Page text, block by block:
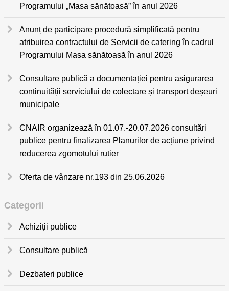
Programului „Masa sănătoasă” în anul 2026
Anunț de participare procedură simplificată pentru
atribuirea contractului de Servicii de catering în cadrul
Programului Masa sănătoasă în anul 2026
Consultare publică a documentației pentru asigurarea
continuității serviciului de colectare și transport deșeuri
municipale
CNAIR organizează în 01.07.-20.07.2026 consultări
publice pentru finalizarea Planurilor de acțiune privind
reducerea zgomotului rutier
Oferta de vânzare nr.193 din 25.06.2026
Categorii
Achiziții publice
Consultare publică
Dezbateri publice